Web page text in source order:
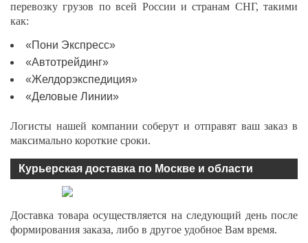
перевозку грузов по всей России и странам СНГ, такими
как:
«Пони Экспресс»
«Автотрейдинг»
«Желдорэкспедиция»
«Деловые Линии»
Логисты нашей компании соберут и отправят ваш заказ в
максимально короткие сроки.
Курьерская доставка по Москве и области
Доставка товара осуществляется на следующий день после
формирования заказа, либо в другое удобное Вам время.